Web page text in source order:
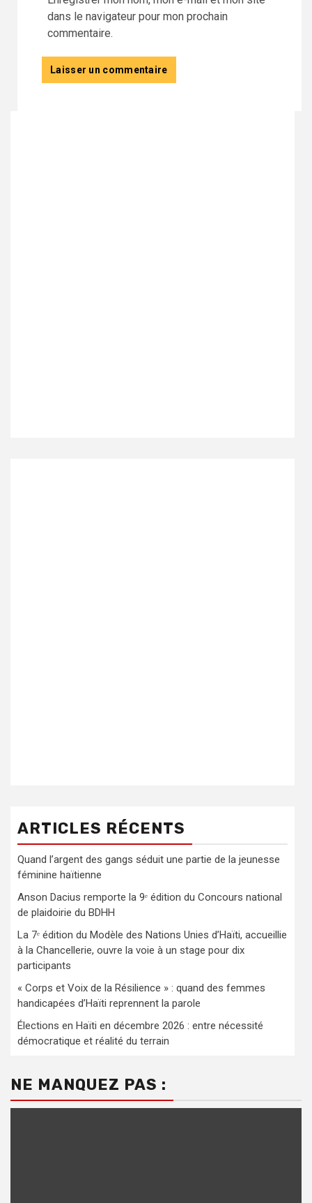
dans le navigateur pour mon prochain
commentaire.
ARTICLES RÉCENTS
Quand l’argent des gangs séduit une partie de la jeunesse
féminine haïtienne
Anson Dacius remporte la 9ᵉ édition du Concours national
de plaidoirie du BDHH
La 7ᵉ édition du Modèle des Nations Unies d’Haïti, accueillie
à la Chancellerie, ouvre la voie à un stage pour dix
participants
« Corps et Voix de la Résilience » : quand des femmes
handicapées d’Haïti reprennent la parole
Élections en Haïti en décembre 2026 : entre nécessité
démocratique et réalité du terrain
NE MANQUEZ PAS :